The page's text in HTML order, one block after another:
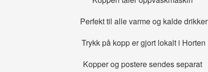
Perfekt til alle varme og kalde drikker
Trykk på kopp er gjort lokalt i Horten
Kopper og postere sendes separat